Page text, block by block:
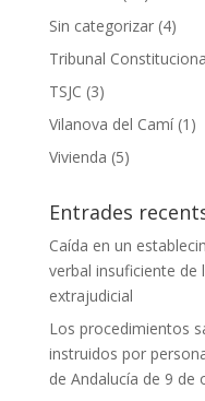
Sin categorizar(4)
Tribunal
TSJC (3)
Vilanova del Camí(1)
Vivienda (5)
Entrades
Caída en un
verbal insuficiente de
extrajudicial
Los procedimientos
instruidos por
de Andalucía de 9 de